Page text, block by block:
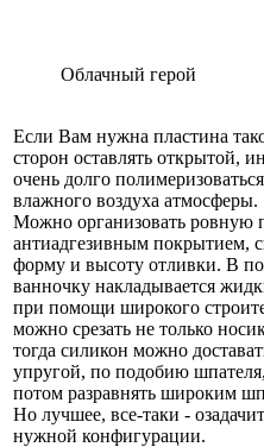
Облачный герой
Если Вам нужна пластина
сторон оставлять открытой,
очень долго
влажного воздуха атмосферы.
Можно организовать ровную
антиадгезивным покрытием,
форму и высоту отливки. В
ванночку накладывается
при помощи широкого
можно срезать не только
тогда силикон можно
упругой, по подобию
потом разравнять широким
Но лучшее, все-таки -
нужной конфигурации.